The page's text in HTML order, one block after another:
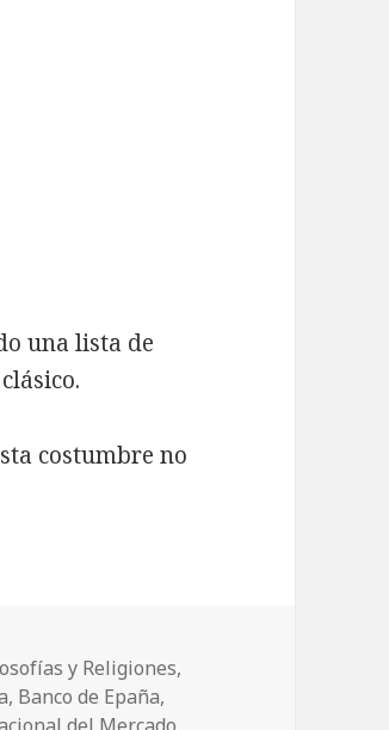
una lista de
costumbre no
para el Nuevo Año
y Religiones,
, Banco de Epaña,